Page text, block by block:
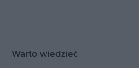
Warto wiedzieć